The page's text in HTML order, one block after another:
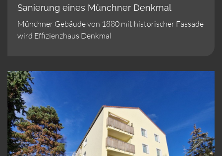
Sanierung eines Münchner Denkmal
Münchner Gebäude von 1880 mit historischer Fassade
wird Effizienzhaus Denkmal